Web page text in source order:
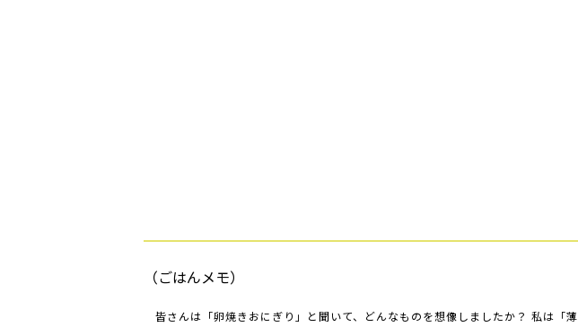
（ごはんメモ）
皆さんは「卵焼きおにぎり」と聞いて、どんなものを想像しましたか？ 私は「薄